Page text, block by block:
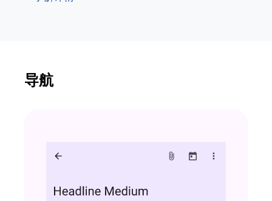
导航